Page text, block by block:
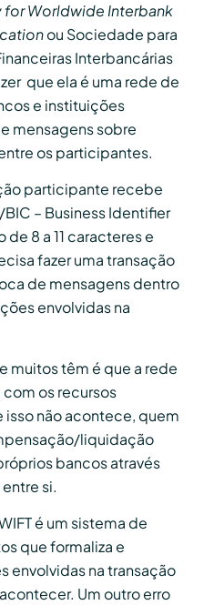
Worldwide Interbank
ou Sociedade para
Interbancárias
que ela é uma rede de
e instituições
mensagens sobre
os participantes.
participante recebe
– Business Identifier
8 a 11 caracteres e
fazer uma transação
de mensagens dentro
envolvidas na
muitos têm é que a rede
os recursos
isso não acontece, quem
liquidação
bancos através
si.
é um sistema de
que formaliza e
envolvidas na transação
Um outro erro